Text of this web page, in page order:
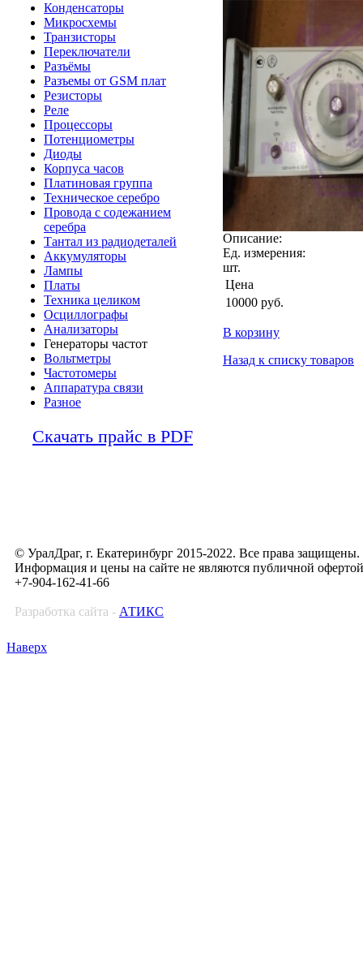
Конденсаторы
Микросхемы
Транзисторы
Переключатели
Разъёмы
Разъемы от GSM плат
Резисторы
Реле
Процессоры
Потенциометры
Диоды
Корпуса часов
Платиновая группа
Техническое серебро
Провода с содежанием
серебра
Тантал из радиодеталей
Аккумуляторы
Лампы
Платы
Техника целиком
Осциллографы
Анализаторы
Генераторы частот
Вольтметры
Частотомеры
Аппаратура связи
Разное
Скачать прайс в PDF
Описание:
Ед. измерения:
шт.
Цена
10000 руб.
В корзину
Назад к списку товаров
© УралДраг, г. Екатеринбург 2015-2022. Все права защищены.
Информация и цены на сайте не являются публичной офертой
+7-904-162-41-66
Разработка сайта - АТИКС
Наверх